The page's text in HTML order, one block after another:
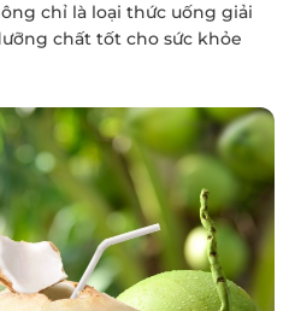
chỉ là loại thức uống giải
chất tốt cho sức khỏe